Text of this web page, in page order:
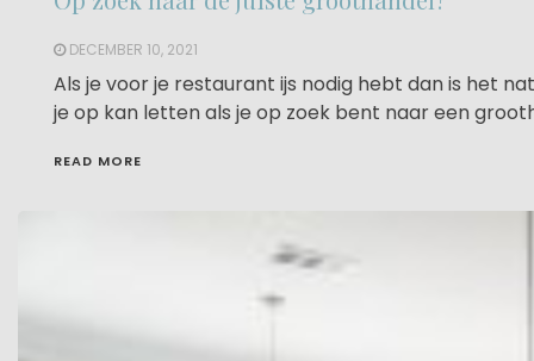
DECEMBER 10, 2021
Als je voor je restaurant ijs nodig hebt dan is het
je op kan letten als je op zoek bent naar een
READ MORE